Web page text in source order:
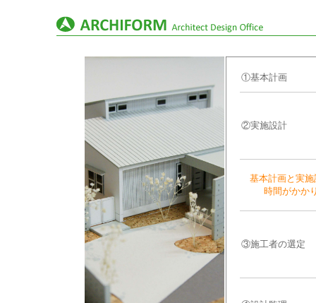
①基本計画
②実施設計
基本計画と実
時間がかか
③施工者の選定